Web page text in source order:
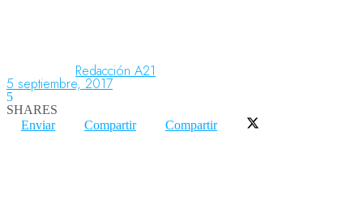
Aeropuertos
Columnistas
Redacción A21
5 septiembre, 2017
5
SHARES
Enviar
Compartir Compartir